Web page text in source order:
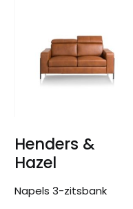
Henders &
Hazel
Napels 3-zitsbank